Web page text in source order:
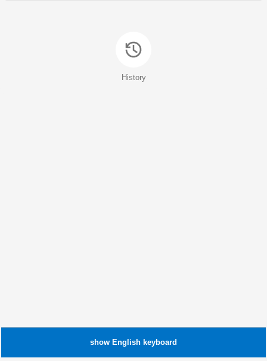
show Englishkeyboard
History